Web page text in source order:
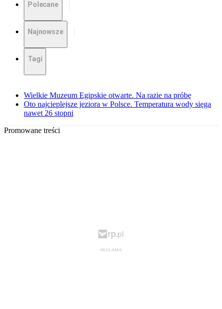
Polecane
Najnowsze
Tagi
Wielkie Muzeum Egipskie otwarte. Na razie na próbę
Oto najcieplejsze jeziora w Polsce. Temperatura wody sięga
nawet 26 stopni
Promowane treści